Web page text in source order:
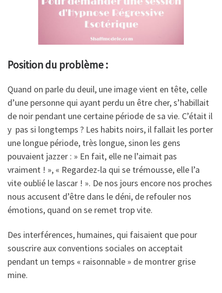
Position du problème :
Quand on parle du deuil, une image vient en tête, celle
d’une personne qui ayant perdu un être cher, s’habillait
de noir pendant une certaine période de sa vie. C’était il
y pas si longtemps ? Les habits noirs, il fallait les porter
une longue période, très longue, sinon les gens
pouvaient jazzer : » En fait, elle ne l’aimait pas
vraiment ! », « Regardez-la qui se trémousse, elle l’a
vite oublié le lascar ! ». De nos jours encore nos proches
nous accusent d’être dans le déni, de refouler nos
émotions, quand on se remet trop vite.
Des interférences, humaines, qui faisaient que pour
souscrire aux conventions sociales on acceptait
pendant un temps « raisonnable » de montrer grise
mine.